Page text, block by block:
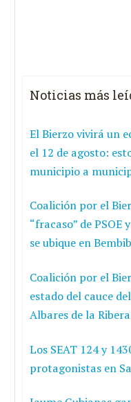
Noticias más
El Bierzo vivirá un
el 12 de agosto:
municipio a
Coalición por el
“fracaso” de PSOE
se ubique en
Coalición por el
estado del cauce
Albares de la Ribera
Los SEAT 124 y
protagonistas en